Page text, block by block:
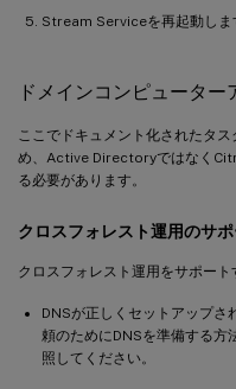
Stream Serviceを再起動しま
ドメインコンピューター
ここでドキュメント化されたタ
め、Active Directoryではなく
る必要があります。
クロスフォレスト運用のサポ
クロスフォレスト運用をサポート
DNSが正しくセットアップさ
頼のためにDNSを準備する
照してください。